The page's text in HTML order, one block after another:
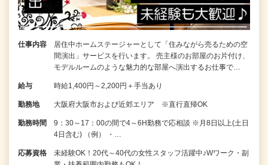
仕事内容
居住中ホームステージャーとして「住みながら売るための空
間演出」サービスを行います。 売主様のお部屋のお片付け、
モデルルームのような魅力的な部屋へ演出するお仕事で…
給与 時給1,400円～2,200円＋手当あり
勤務地 大阪府大阪市および近郊エリア ※直行直帰OK
勤務時間
9：30～17：00の間で4～6H勤務で応相談 ※月8日以上(土日
4日含む) （例） ・…
応募資格
未経験OK！20代～40代の女性スタッフ活躍中♪Wワーク・副